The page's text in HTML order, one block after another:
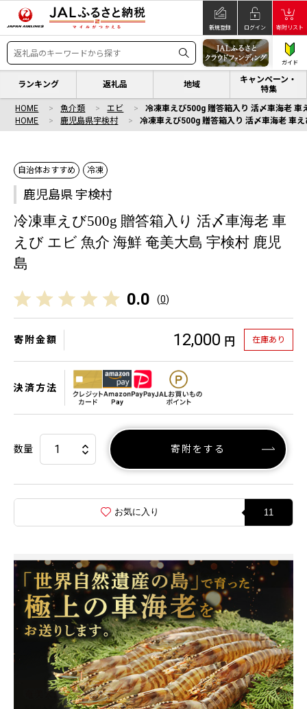
新規登録 ログイン 寄附リスト
ガイド
ランキング 返礼品 地域
キャンペーン・
特集
HOME 魚介類 エビ
冷凍車えび500g 贈答箱入り 活〆車海老 車
HOME
鹿児島県宇検村 冷凍車えび500g 贈答箱入り 活〆車海老 車
自治体おすすめ 冷凍
鹿児島県 宇検村
冷凍車えび500g 贈答箱入り 活〆車海老 車
えび エビ 魚介 海鮮 奄美大島 宇検村 鹿児
島
0.0 (0)
寄附金額 12,000 円 在庫あり
決済方法
数量 寄附をする
お気に入り 11